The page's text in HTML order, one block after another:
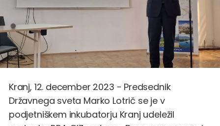
Kranj, 12. december 2023 - Predsednik
Državnega sveta Marko Lotrič se je v
podjetniškem inkubatorju Kranj udeležil